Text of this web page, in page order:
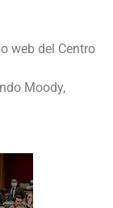
web del Centro
Moody,